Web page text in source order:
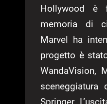
Hollywood è
memoria di
Marvel ha
progetto è
WandaVision,
Springer.